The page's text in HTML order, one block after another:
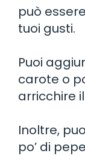
può
tuoi gusti.
Puoi
carote o
arricchire
Inoltre,
po’ di